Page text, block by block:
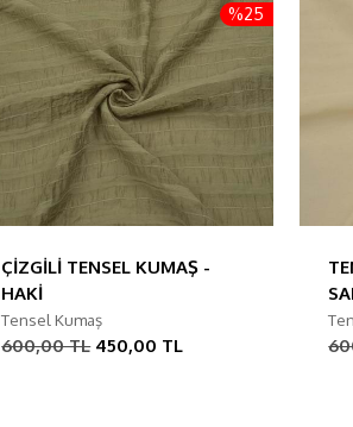
%25
ÇİZGİLİ TENSEL KUMAŞ -
HAKİ
Tensel Kumaş
600,00 TL 450,00 TL